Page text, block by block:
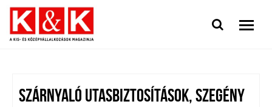
SZÁRNYALÓ UTASBIZTOSÍTÁSOK, SZEGÉNY